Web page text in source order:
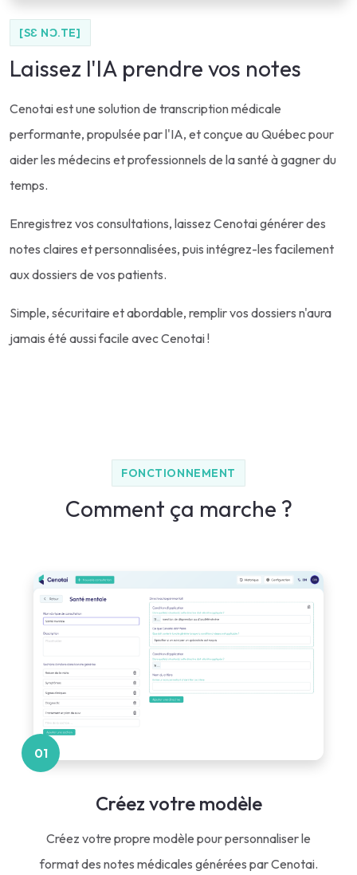
[SƐ NƆ.TE]
Laissez l'IA prendre vos notes
Cenotai est une solution de transcription médicale
performante, propulsée par l'IA, et conçue au Québec pour
aider les médecins et professionnels de la santé à gagner du
temps.
Enregistrez vos consultations, laissez Cenotai générer des
notes claires et personnalisées, puis intégrez-les facilement
aux dossiers de vos patients.
Simple, sécuritaire et abordable, remplir vos dossiers n'aura
jamais été aussi facile avec Cenotai !
FONCTIONNEMENT
Comment ça marche ?
01
Créez votre modèle
Créez votre propre modèle pour personnaliser le
format des notes médicales générées par Cenotai.